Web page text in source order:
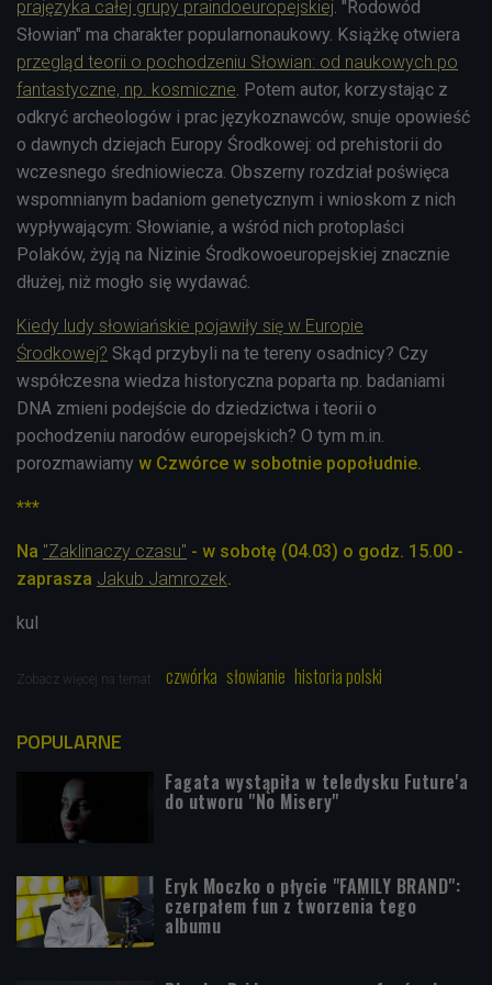
prajęzyka całej grupy praindoeuropejskiej. "Rodowód
Słowian" ma charakter popularnonaukowy. Książkę otwiera
przegląd teorii o pochodzeniu Słowian: od naukowych po
fantastyczne, np. kosmiczne. Potem autor, korzystając z
odkryć archeologów i prac językoznawców, snuje opowieść
o dawnych dziejach Europy Środkowej: od prehistorii do
wczesnego średniowiecza. Obszerny rozdział poświęca
wspomnianym badaniom genetycznym i wnioskom z nich
wypływającym: Słowianie, a wśród nich protoplaści
Polaków, żyją na Nizinie Środkowoeuropejskiej znacznie
dłużej, niż mogło się wydawać.
Kiedy ludy słowiańskie pojawiły się w Europie
Środkowej? Skąd przybyli na te tereny osadnicy? Czy
współczesna wiedza historyczna poparta np. badaniami
DNA zmieni podejście do dziedzictwa i teorii o
pochodzeniu narodów europejskich? O tym m.in.
porozmawiamy w Czwórce w sobotnie popołudnie.
***
Na "Zaklinaczy czasu" - w sobotę (04.03) o godz. 15.00 -
zaprasza Jakub Jamrozek.
kul
Zobacz więcej na temat: czwórka słowianie historia polski
POPULARNE
Fagata wystąpiła w teledysku Future'a
do utworu "No Misery"
Eryk Moczko o płycie "FAMILY BRAND":
czerpałem fun z tworzenia tego
albumu